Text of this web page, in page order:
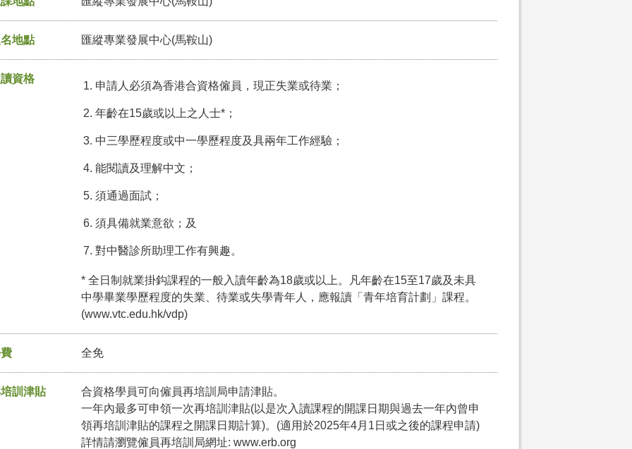
地點 匯縱專業發展中心(馬鞍山)
資格
申請人必須為香港合資格僱員，現正失業或待業；
年齡在15歲或以上之人士*；
中三學歷程度或中一學歷程度及具兩年工作經驗；
能閱讀及理解中文；
須通過面試；
須具備就業意欲；及
對中醫診所助理工作有興趣。
* 全日制就業掛鈎課程的一般入讀年齡為18歲或以上。凡年齡在15至17歲及未具
中學畢業學歷程度的失業、待業或失學青年人，應報讀「青年培育計劃」課程。
(www.vtc.edu.hk/vdp)
全免
訓津貼
合資格學員可向僱員再培訓局申請津貼。
一年內最多可申領一次再培訓津貼(以是次入讀課程的開課日期與過去一年內曾申
領再培訓津貼的課程之開課日期計算)。(適用於2025年4月1日或之後的課程申請)
詳情請瀏覽僱員再培訓局網址: www.erb.org